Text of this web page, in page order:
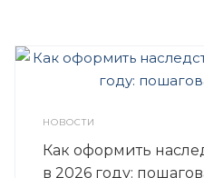
НОВОСТИ
Как оформить
в 2026 году: